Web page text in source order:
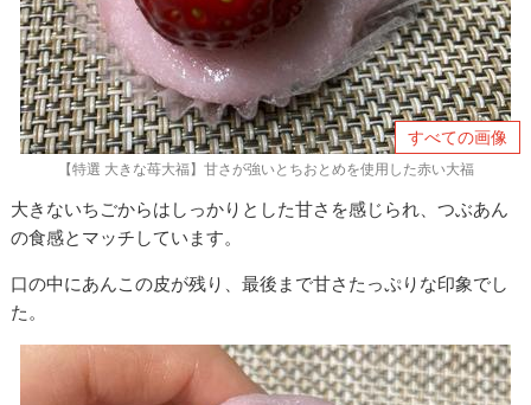
すべての画像
【特選 大きな苺大福】甘さが強いとちおとめを使用した赤い大福
大きないちごからはしっかりとした甘さを感じられ、つぶあん
の食感とマッチしています。
口の中にあんこの皮が残り、最後まで甘さたっぷりな印象でし
た。